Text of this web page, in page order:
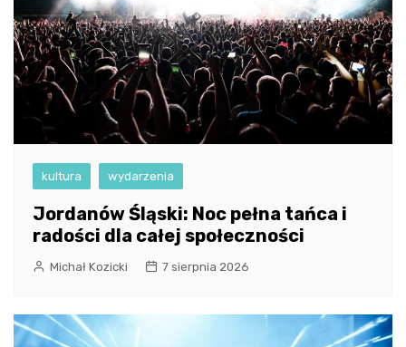
kultura wydarzenia
Jordanów Śląski: Noc pełna tańca i
radości dla całej społeczności
Michał Kozicki 7 sierpnia 2026